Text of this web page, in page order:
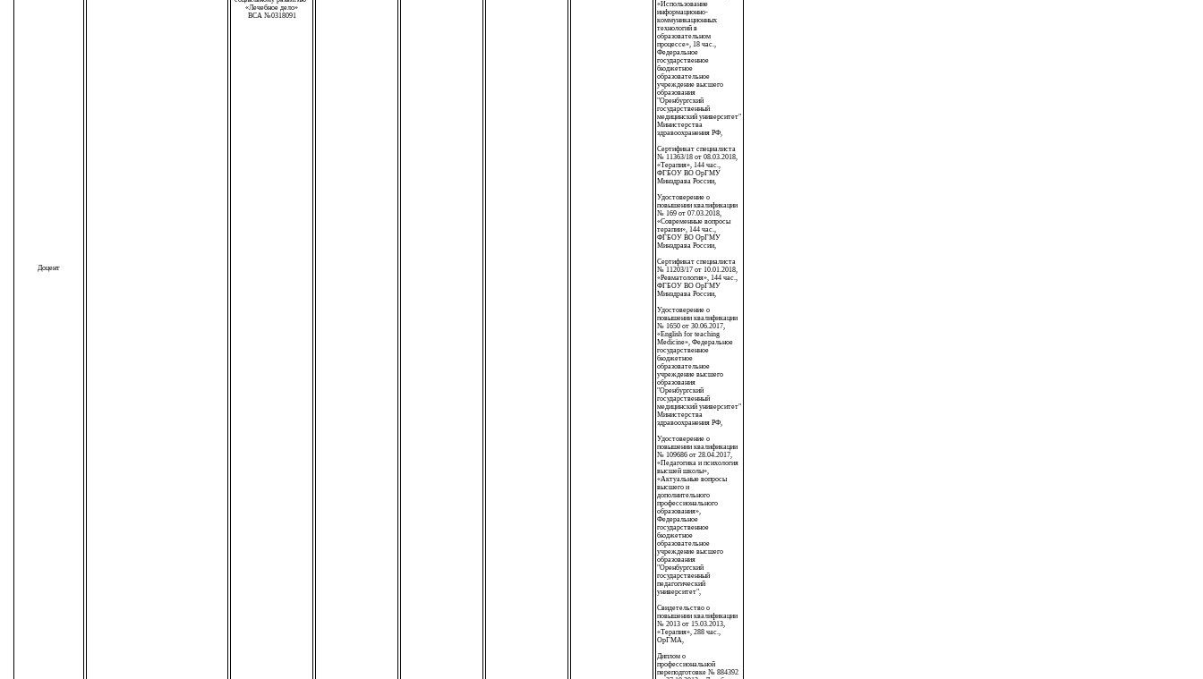
Доцент
«Лечебное дело»
ВСА №0318091
«Использование
информационно-
коммуникационных
технологий в
образовательном
процессе», 18 час.,
Федеральное
государственное
бюджетное
образовательное
учреждение высшего
образования
"Оренбургский
государственный
медицинский университет"
Министерства
здравоохранения РФ,
Сертификат специалиста
№ 11363/18 от 08.03.2018,
«Терапия», 144 час.,
ФГБОУ ВО ОрГМУ
Минздрава России,
Удостоверение о
повышении квалификации
№ 169 от 07.03.2018,
«Современные вопросы
терапии», 144 час.,
ФГБОУ ВО ОрГМУ
Минздрава России,
Сертификат специалиста
№ 11203/17 от 10.01.2018,
«Ревматология», 144 час.,
ФГБОУ ВО ОрГМУ
Минздрава России,
Удостоверение о
повышении квалификации
№ 1650 от 30.06.2017,
«English for teaching
Medicine», Федеральное
государственное
бюджетное
образовательное
учреждение высшего
образования
"Оренбургский
государственный
медицинский университет"
Министерства
здравоохранения РФ,
Удостоверение о
повышении квалификации
№ 109686 от 28.04.2017,
«Педагогика и психология
высшей школы»,
«Актуальные вопросы
высшего и
дополнительного
профессионального
образования»,
Федеральное
государственное
бюджетное
образовательное
учреждение высшего
образования
"Оренбургский
государственный
педагогический
университет",
Свидетельство о
повышении квалификации
№ 2013 от 15.03.2013,
«Терапия», 288 час.,
ОрГМА,
Диплом о
профессиональной
переподготовке № 884392